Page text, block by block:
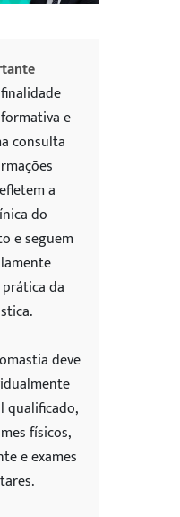
e
consulta
a
do
e seguem
da
deve
qualificado,
físicos,
e exames